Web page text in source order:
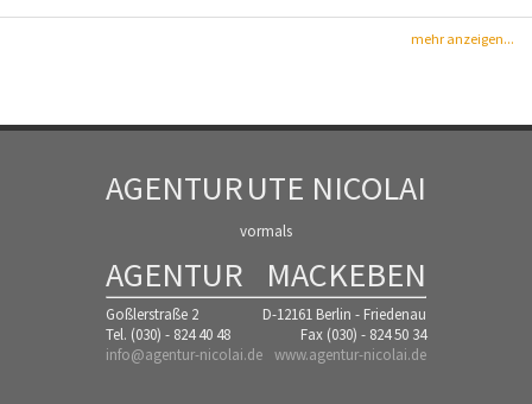
mehr anzeigen...
AGENTURUTE NICOLAI
vormals
AGENTUR MACKEBEN
Goßlerstraße 2
D-12161 Berlin - Friedenau
Tel. (030) - 824 40 48
Fax (030) - 824 50 34
info@agentur-nicolai.de www.agentur-nicolai.de